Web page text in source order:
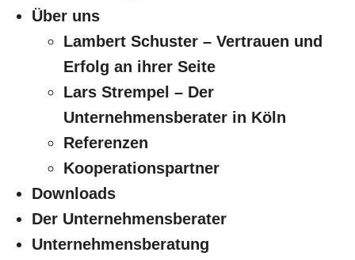
Über uns
Lambert Schuster – Vertrauen und
Erfolg an ihrer Seite
Lars Strempel – Der
Unternehmensberater in Köln
Referenzen
Kooperationspartner
Downloads
Der Unternehmensberater
Unternehmensberatung